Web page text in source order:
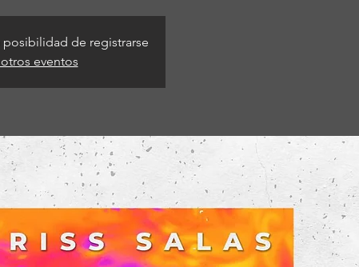
posibilidad de registrarse
otros eventos